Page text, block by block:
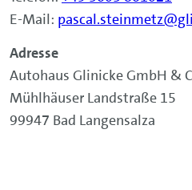
E-Mail:
Adresse
Autohaus Glinicke GmbH &
Mühlhäuser Landstraße 15
99947 Bad Langensalza